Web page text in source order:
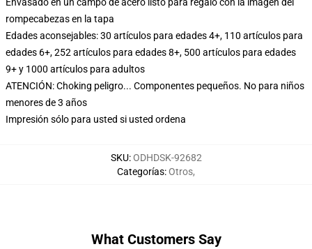
rompecabezas en la tapa
Edades aconsejables: 30 artículos para edades 4+, 110 artículos para
edades 6+, 252 artículos para edades 8+, 500 artículos para edades
9+ y 1000 artículos para adultos
ATENCIÓN: Choking peligro... Componentes pequeños. No para niños
menores de 3 años
Impresión sólo para usted si usted ordena
SKU:ODHDSK-92682
Categorías:Otros,
What Customers Say